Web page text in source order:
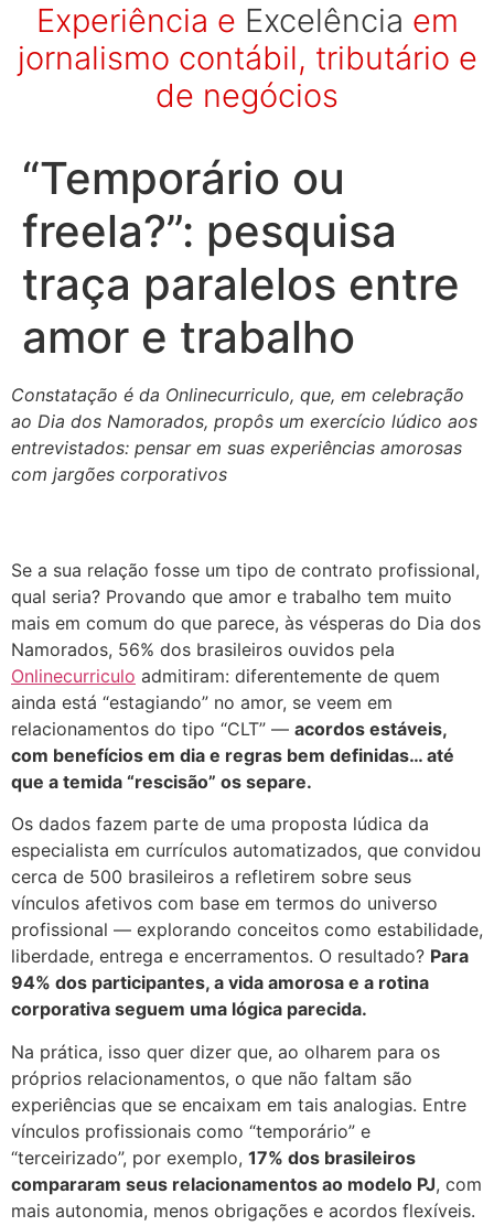
Experiência e Excelência em
jornalismo contábil, tributário e
de negócios
“Temporário ou
freela?”: pesquisa
traça paralelos entre
amor e trabalho
Constatação é da Onlinecurriculo, que, em celebração
ao Dia dos Namorados, propôs um exercício lúdico aos
entrevistados: pensar em suas experiências amorosas
com jargões corporativos
Se a sua relação fosse um tipo de contrato profissional,
qual seria? Provando que amor e trabalho tem muito
mais em comum do que parece, às vésperas do Dia dos
Namorados, 56% dos brasileiros ouvidos pela
Onlinecurriculo admitiram: diferentemente de quem
ainda está “estagiando” no amor, se veem em
relacionamentos do tipo “CLT” — acordos estáveis,
com benefícios em dia e regras bem definidas… até
que a temida “rescisão” os separe.
Os dados fazem parte de uma proposta lúdica da
especialista em currículos automatizados, que convidou
cerca de 500 brasileiros a refletirem sobre seus
vínculos afetivos com base em termos do universo
profissional — explorando conceitos como estabilidade,
liberdade, entrega e encerramentos. O resultado? Para
94% dos participantes, a vida amorosa e a rotina
corporativa seguem uma lógica parecida.
Na prática, isso quer dizer que, ao olharem para os
próprios relacionamentos, o que não faltam são
experiências que se encaixam em tais analogias. Entre
vínculos profissionais como “temporário” e
“terceirizado”, por exemplo, 17% dos brasileiros
compararam seus relacionamentos ao modelo PJ, com
mais autonomia, menos obrigações e acordos flexíveis.